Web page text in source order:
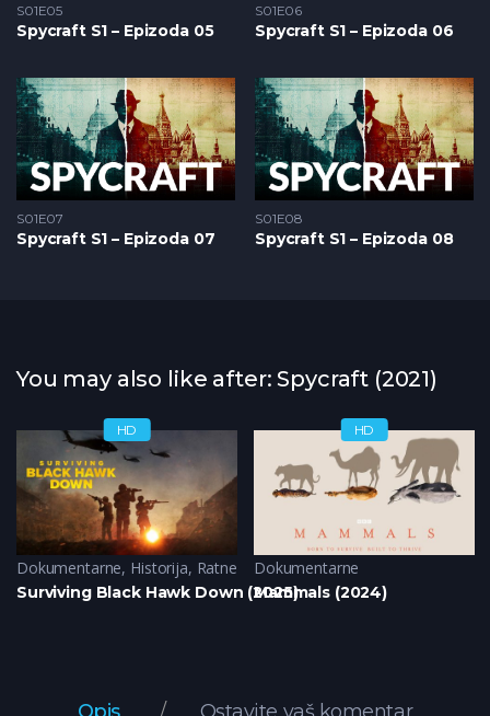
S01E05
Spycraft S1 – Epizoda 05
S01E06
Spycraft S1 – Epizoda 06
S01E07
Spycraft S1 – Epizoda 07
S01E08
Spycraft S1 – Epizoda 08
You may also like after: Spycraft (2021)
HD
Dokumentarne, Historija, Ratne
Surviving Black Hawk Down (2025)
HD
Dokumentarne
Mammals (2024)
Opis Ostavite vaš komentar